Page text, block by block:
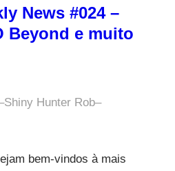
News #024 –
Beyond e muito
Shiny Hunter Rob–
bem-vindos à mais